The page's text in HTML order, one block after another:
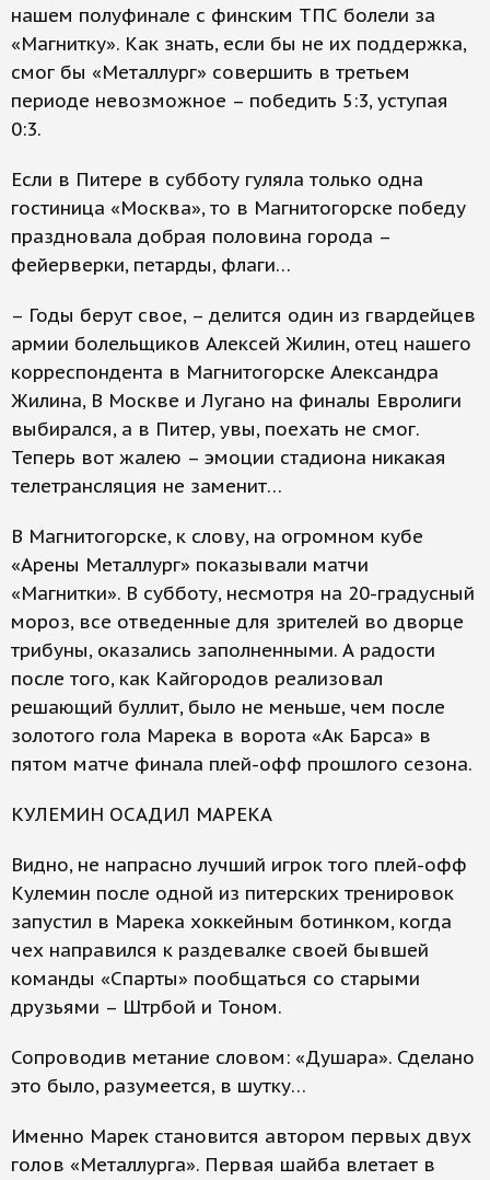
нашем полуфинале с финским ТПС болели за
«Магнитку». Как знать, если бы не их поддержка,
смог бы «Металлург» совершить в третьем
периоде невозможное – победить 5:3, уступая
0:3.
Если в Питере в субботу гуляла только одна
гостиница «Москва», то в Магнитогорске победу
праздновала добрая половина города –
фейерверки, петарды, флаги…
– Годы берут свое, – делится один из гвардейцев
армии болельщиков Алексей Жилин, отец нашего
корреспондента в Магнитогорске Александра
Жилина, В Москве и Лугано на финалы Евролиги
выбирался, а в Питер, увы, поехать не смог.
Теперь вот жалею – эмоции стадиона никакая
телетрансляция не заменит…
В Магнитогорске, к слову, на огромном кубе
«Арены Металлург» показывали матчи
«Магнитки». В субботу, несмотря на 20-градусный
мороз, все отведенные для зрителей во дворце
трибуны, оказались заполненными. А радости
после того, как Кайгородов реализовал
решающий буллит, было не меньше, чем после
золотого гола Марека в ворота «Ак Барса» в
пятом матче финала плей-офф прошлого сезона.
КУЛЕМИН ОСАДИЛ МАРЕКА
Видно, не напрасно лучший игрок того плей-офф
Кулемин после одной из питерских тренировок
запустил в Марека хоккейным ботинком, когда
чех направился к раздевалке своей бывшей
команды «Спарты» пообщаться со старыми
друзьями – Штрбой и Тоном.
Сопроводив метание словом: «Душара». Сделано
это было, разумеется, в шутку…
Именно Марек становится автором первых двух
голов «Металлурга». Первая шайба влетает в